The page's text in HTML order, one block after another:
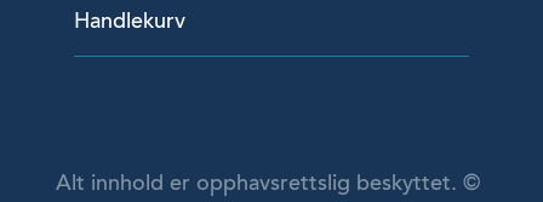
Handlekurv
Alt innhold er opphavsrettslig beskyttet. ©